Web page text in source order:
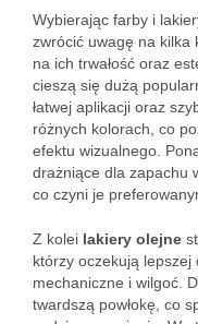
Wybierając farby i
zwrócić uwagę na kilka
na ich trwałość oraz
cieszą się dużą
łatwej aplikacji oraz
różnych kolorach, co
efektu wizualnego.
drażniące dla zapachu
co czyni je
Z kolei lakiery olejne
którzy oczekują
mechaniczne i wilgoć.
twardszą powłokę, co